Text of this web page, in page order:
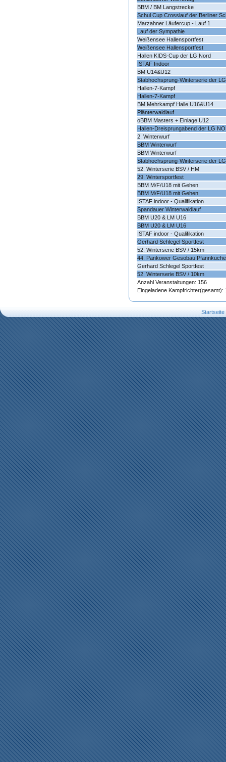
BBM / BM Langstrecke
Schul Cup Crosslauf der Berliner
Marzahner Läufercup - Lauf 1
Lauf der Sympathie
Weißensee Hallensportfest
Weißensee Hallensportfest
Hallen KIDS-Cup der LG Nord
ISTAF Indoor
BM U14&U12
Stabhochsprung-Winterserie der
Hallen-7-Kampf
Hallen-7-Kampf
BM Mehrkampf Halle U16&U14
Plänterwaldlauf
oBBM Masters + Einlage U12
Hallen-Dreisprungabend der LG
2. Winterwurf
BBM Winterwurf
BBM Winterwurf
Stabhochsprung-Winterserie der
52. Winterserie BSV / HM
29. Wintersportfest
BBM M/F/U18 mit Gehen
BBM M/F/U18 mit Gehen
ISTAF indoor - Qualifikation
Spandauer Winterwaldlauf
BBM U20 & LM U16
BBM U20 & LM U16
ISTAF indoor - Qualifikation
Gerhard Schlegel Sportfest
52. Winterserie BSV / 15km
44. Pankower Gesobau
Gerhard Schlegel Sportfest
52. Winterserie BSV / 10km
Anzahl Veranstaltungen: 156
Eingeladene Kampfrichter(gesamt):
Startseite